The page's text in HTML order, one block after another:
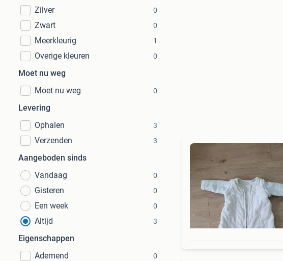
Zilver 0
Zwart 0
Meerkleurig 1
Overige kleuren 0
Moet nu weg
Moet nu weg
0
Levering
Ophalen
3
Verzenden 3
Aangeboden sinds
Vandaag
0
Gisteren 0
Een week 0
Altijd 3
Eigenschappen
Ademend
0